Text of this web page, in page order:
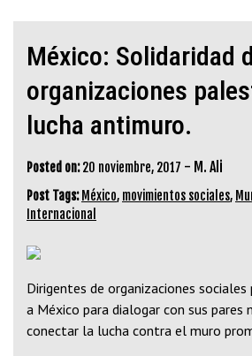
México: Solidaridad
organizaciones
lucha antimuro.
Posted on: 20 noviembre, 2017 - M. Ali
Post Tags: México, movimientos sociales,
Internacional
Dirigentes de organizaciones
a México para dialogar con sus pares
conectar la lucha contra el muro